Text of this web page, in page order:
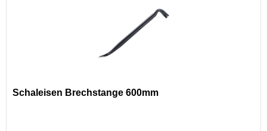
Schaleisen Brechstange 600mm